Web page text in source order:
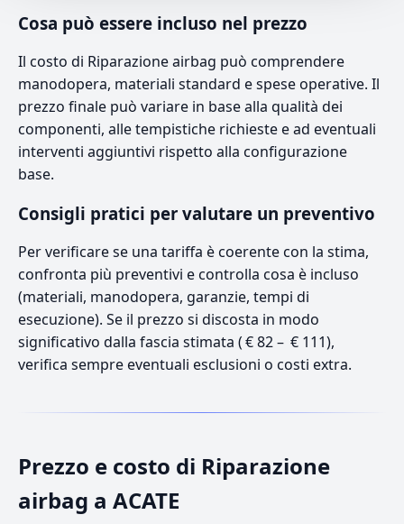
Cosa può essere incluso nel prezzo
Il costo di Riparazione airbag può comprendere
manodopera, materiali standard e spese operative. Il
prezzo finale può variare in base alla qualità dei
componenti, alle tempistiche richieste e ad eventuali
interventi aggiuntivi rispetto alla configurazione
base.
Consigli pratici per valutare un preventivo
Per verificare se una tariffa è coerente con la stima,
confronta più preventivi e controlla cosa è incluso
(materiali, manodopera, garanzie, tempi di
esecuzione). Se il prezzo si discosta in modo
significativo dalla fascia stimata ( € 82 – € 111),
verifica sempre eventuali esclusioni o costi extra.
Prezzo e costo di Riparazione
airbag a ACATE